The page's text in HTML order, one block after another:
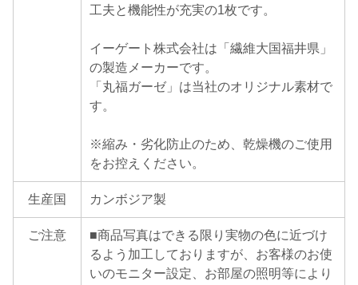
工夫と機能性が充実の1枚です。
イーゲート株式会社は「繊維大国福井県」
の製造メーカーです。
「丸福ガーゼ」は当社のオリジナル素材で
す。
※縮み・劣化防止のため、乾燥機のご使用
をお控えください。
生産国 カンボジア製
ご注意
■商品写真はできる限り実物の色に近づけ
るよう加工しておりますが、お客様のお使
いのモニター設定、お部屋の照明等により